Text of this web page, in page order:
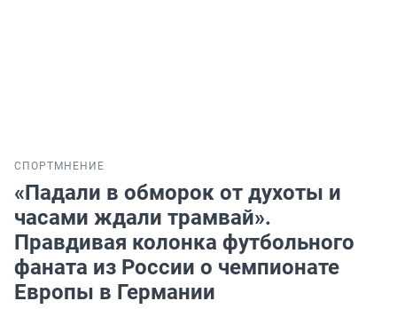
СПОРТ МНЕНИЕ
«Падали в обморок от духоты и
часами ждали трамвай».
Правдивая колонка футбольного
фаната из России о чемпионате
Европы в Германии